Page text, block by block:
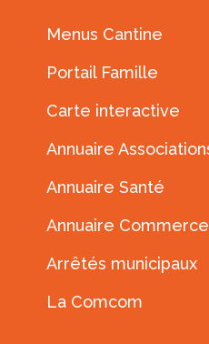
Menus Cantine
Portail Famille
Carte interactive
Annuaire
Annuaire Santé
Annuaire
Arrêtés municipaux
La Comcom